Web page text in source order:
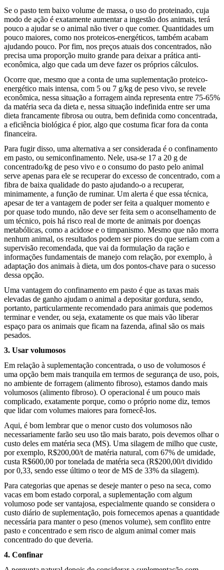
Se o pasto tem baixo volume de massa, o uso do proteinado, cuja
modo de ação é exatamente aumentar a ingestão dos animais, terá
pouco a ajudar se o animal não tiver o que comer. Quantidades um
pouco maiores, como nos proteicos-energéticos, também acabam
ajudando pouco. Por fim, nos preços atuais dos concentrados, não
precisa uma proporção muito grande para deixar a prática anti-
econômica, algo que cada um deve fazer os próprios cálculos.
Ocorre que, mesmo que a conta de uma suplementação proteico-
energético mais intensa, com 5 ou 7 g/kg de peso vivo, se revele
econômica, nessa situação a forragem ainda representa entre 75-65%
da matéria seca da dieta e, nessa situação indefinida entre ser uma
dieta francamente fibrosa ou outra, bem definida como concentrada,
a eficiência biológica é pior, algo que costuma ficar fora da conta
financeira.
Para fugir disso, uma alternativa a ser considerada é o confinamento
em pasto, ou semiconfinamento. Nele, usa-se 17 a 20 g de
concentrado/kg de peso vivo e o consumo do pasto pelo animal
serve apenas para ele se recuperar do excesso de concentrado, com a
fibra de baixa qualidade do pasto ajudando-o a recuperar,
minimamente, a função de ruminar. Um alerta é que essa técnica,
apesar de ter a vantagem de poder ser feita a qualquer momento e
por quase todo mundo, não deve ser feita sem o aconselhamento de
um técnico, pois há risco real de morte de animais por doenças
metabólicas, como a acidose e o timpanismo. Mesmo que não morra
nenhum animal, os resultados podem ser piores do que seriam com a
supervisão recomendada, que vai da formulação da ração e
informações fundamentais de manejo com relação, por exemplo, à
adaptação dos animais à dieta, um dos pontos-chave para o sucesso
dessa opção.
Uma vantagem do confinamento em pasto é que as taxas mais
elevadas de ganho ajudam o animal a depositar gordura, sendo,
portanto, particularmente recomendado para animais que podemos
terminar e vender, ou seja, exatamente os que mais vão liberar
espaço para os animais que ficam na fazenda, afinal são os mais
pesados.
3. Usar volumosos
Em relação à suplementação concentrada, o uso de volumosos é
uma opção bem mais tranquila em termos de segurança de uso, pois,
no ambiente de forragem (alimento fibroso), estamos dando mais
volumosos (alimento fibroso). O operacional é um pouco mais
complicado, exatamente porque, como o próprio nome diz, temos
que lidar com volumes maiores para fornecê-los.
Aqui, é bom lembrar que o menor custo dos volumosos não
necessariamente farão seu uso tão mais barato, pois devemos olhar o
custo deles em matéria seca (MS). Uma silagem de milho que custe,
por exemplo, R$200,00/t de matéria natural, com 67% de umidade,
custa R$600,00 por tonelada de matéria seca (R$200,00/t dividido
por 0,33, sendo esse último o teor de MS de 33% da silagem).
Para categorias que apenas se deseje manter o peso na seca, como
vacas em bom estado corporal, a suplementação com algum
volumoso pode ser vantajosa, especialmente quando se considera o
custo diário de suplementação, pois fornecemos apenas a quantidade
necessária para manter o peso (menos volume), sem conflito entre
pasto e concentrado e sem risco de algum animal comer mais
concentrado do que deveria.
4. Confinar